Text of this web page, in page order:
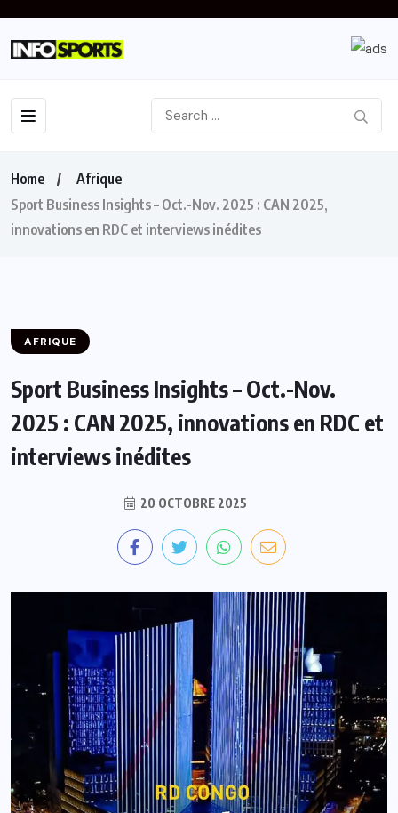
Home
Afrique
Sport Business Insights – Oct.-Nov. 2025 : CAN 2025,
innovations en RDC et interviews inédites
AFRIQUE
Sport Business Insights – Oct.-Nov.
2025 : CAN 2025, innovations en RDC et
interviews inédites
20 OCTOBRE 2025